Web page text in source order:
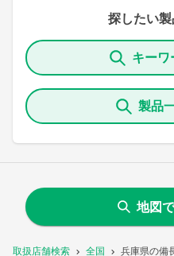
取扱店舗検索 全国 兵庫県の備
探したい
キーワ
製品
地図